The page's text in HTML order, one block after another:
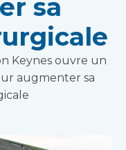
sa
Keynes ouvre un
augmenter sa